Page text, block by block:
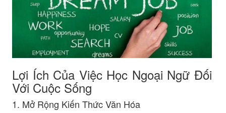
Lợi Ích Của Việc Học Ngoại Ngữ Đối
Với Cuộc Sống
1. Mở Rộng Kiến Thức Văn Hóa